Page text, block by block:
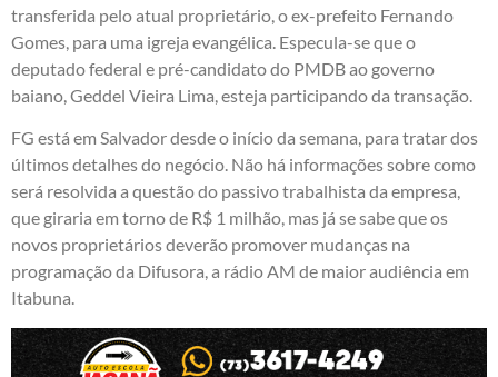
transferida pelo atual proprietário, o ex-prefeito Fernando
Gomes, para uma igreja evangélica. Especula-se que o
deputado federal e pré-candidato do PMDB ao governo
baiano, Geddel Vieira Lima, esteja participando da transação.
FG está em Salvador desde o início da semana, para tratar dos
últimos detalhes do negócio. Não há informações sobre como
será resolvida a questão do passivo trabalhista da empresa,
que giraria em torno de R$ 1 milhão, mas já se sabe que os
novos proprietários deverão promover mudanças na
programação da Difusora, a rádio AM de maior audiência em
Itabuna.